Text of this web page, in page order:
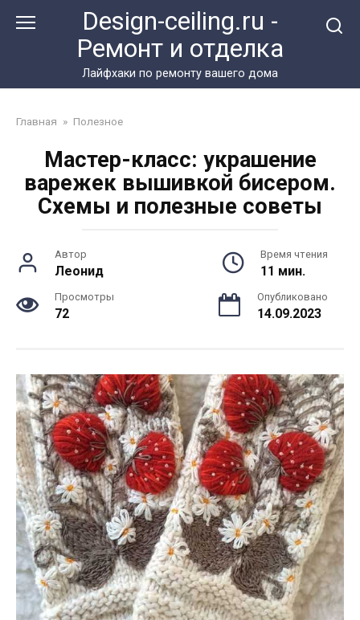
Design-ceiling.ru -
Ремонт и отделка
Лайфхаки по ремонту вашего дома
Главная » Полезное
Мастер-класс: украшение
варежек вышивкой бисером.
Схемы и полезные советы
Автор
Леонид
Время чтения
11 мин.
Просмотры
72
Опубликовано
14.09.2023